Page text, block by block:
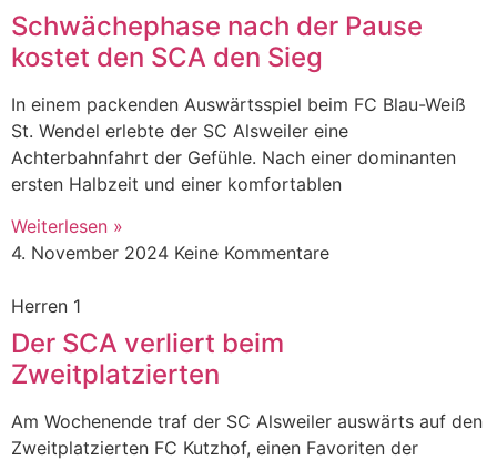
Schwächephase nach der Pause
kostet den SCA den Sieg
In einem packenden Auswärtsspiel beim FC Blau-Weiß
St. Wendel erlebte der SC Alsweiler eine
Achterbahnfahrt der Gefühle. Nach einer dominanten
ersten Halbzeit und einer komfortablen
Weiterlesen »
4. November 2024 Keine Kommentare
Herren 1
Der SCA verliert beim
Zweitplatzierten
Am Wochenende traf der SC Alsweiler auswärts auf den
Zweitplatzierten FC Kutzhof, einen Favoriten der